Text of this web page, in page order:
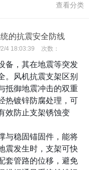
查看分类
的抗震安全防线
4 18:03:39 次数：
备，其在地震等突发
。风机抗震支架区别
抵御地震冲击的双重
热镀锌防腐处理，可
效防止支架锈蚀变
与稳固锚固件，能将
震发生时，支架可快
套管路的位移，避免